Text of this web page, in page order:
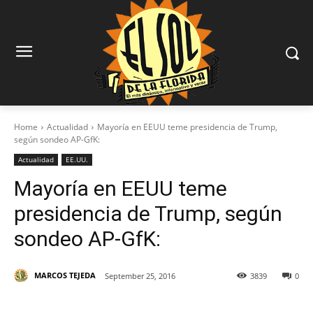
Home Actualidad
Mayoría en EEUU teme presidencia de Trump,
según sondeo AP-GfK:
Actualidad EE.UU.
Mayoría en EEUU teme
presidencia de Trump, según
sondeo AP-GfK:
MARCOS TEJEDA September 25, 2016 0
3839